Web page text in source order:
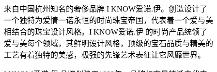
来自中国杭州知名的奢侈品牌 I KNOW爱诺.伊。创造设计了
一个独特为爱情一诺永恒的时尚珠宝帝国，代表着一个爱与美
相结合的珠宝设计风格。I KNOW爱诺.伊 的时尚产品统领了
爱与美每个领域，其鲜明设计风格，顶级的宝石品质与精美的
工艺有着独特的美感，极强的先锋艺术表征让它风靡世界。